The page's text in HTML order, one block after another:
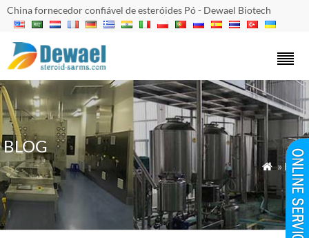
China fornecedor confiável de esteróides Pó - Dewael Biotech
BLOG
 » Blog